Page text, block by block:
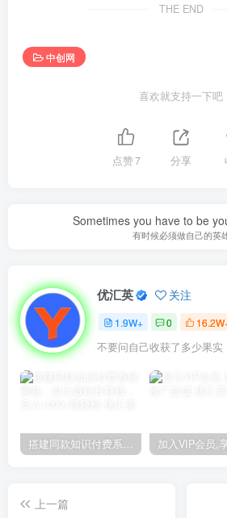
THE END
中创网
喜欢就支持一下吧
点赞7 分享
Sometimes you have to be
有时候必须做自己的英
优汇英 关注
1.9W+ 0
搭建同款知识付费系统网站，自己做站长挣钱，日入1000+很轻松
上一篇